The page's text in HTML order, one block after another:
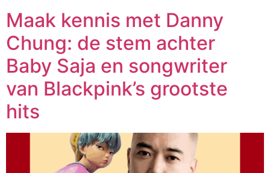
Maak kennis met Danny
Chung: de stem achter
Baby Saja en songwriter
van Blackpink’s grootste
hits